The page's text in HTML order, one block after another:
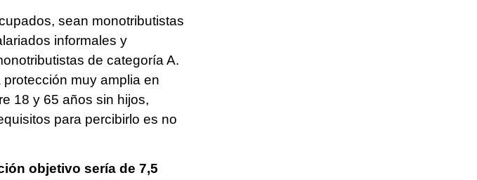
sean monotributistas
informales y
de categoría A.
muy amplia en
18 y 65 años sin hijos,
para percibirlo es no
objetivo sería de 7,5